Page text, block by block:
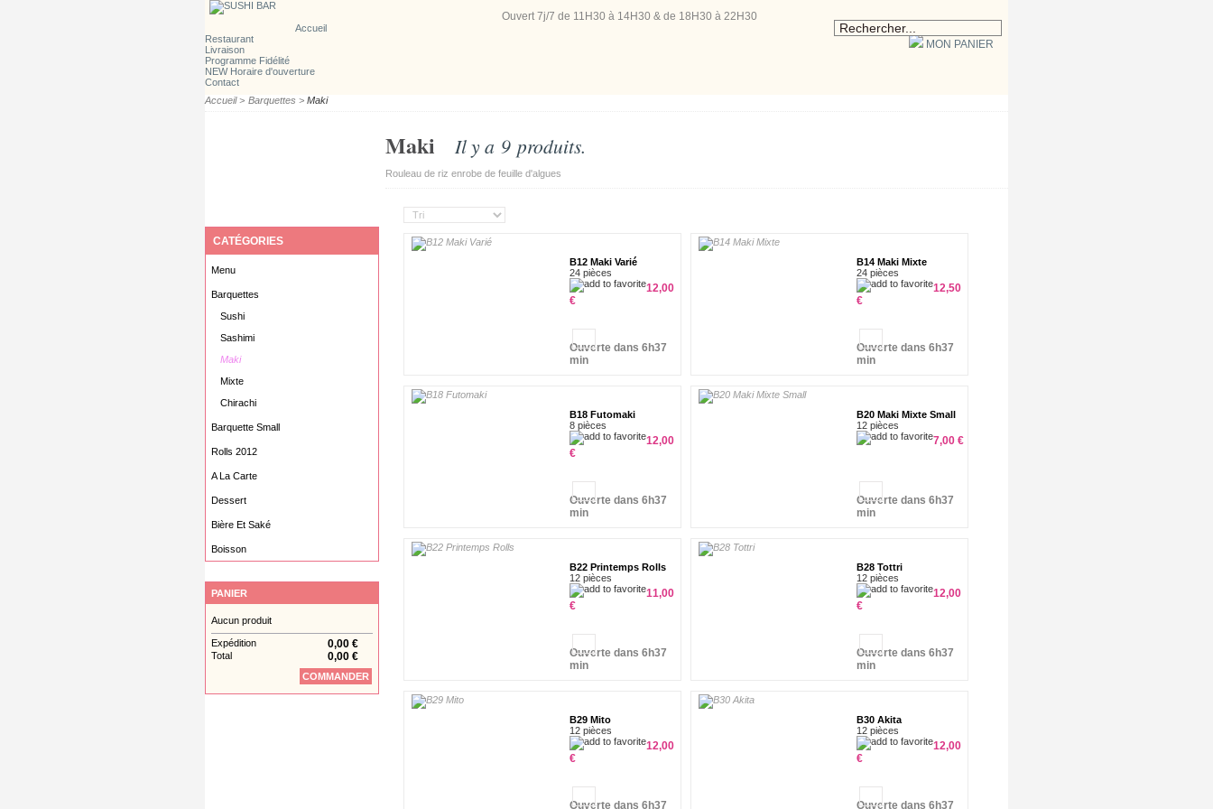
Ouvert 7j/7 de 11H30 à 14H30 & de 18H30 à 22H30
IDENTIFIEZ-VOUS
MON PANIER
Accueil
Restaurant
Livraison
Programme Fidélité
NEW Horaire d'ouverture
Contact
Accueil > Barquettes > Maki
Maki Il y a 9 produits.
Rouleau de riz enrobe de feuille d'algues
B12 Maki Varié
24 pièces
12,00
€
Ouverte dans 6h37
min
B14 Maki Mixte
24 pièces
12,50
€
Ouverte dans 6h37
min
B18 Futomaki
8 pièces
12,00
€
Ouverte dans 6h37
min
B20 Maki Mixte Small
12 pièces
7,00 €
Ouverte dans 6h37
min
B22 Printemps Rolls
12 pièces
11,00
€
Ouverte dans 6h37
min
B28 Tottri
12 pièces
12,00
€
Ouverte dans 6h37
min
B29 Mito
12 pièces
12,00
€
Ouverte dans 6h37
B30 Akita
12 pièces
12,00
€
Ouverte dans 6h37
CATÉGORIES
Menu
Barquettes
Sushi
Sashimi
Maki
Mixte
Chirachi
Barquette Small
Rolls 2012
A La Carte
Dessert
Bière Et Saké
Boisson
PANIER
Aucun produit
Expédition 0,00 €
Total 0,00 €
COMMANDER